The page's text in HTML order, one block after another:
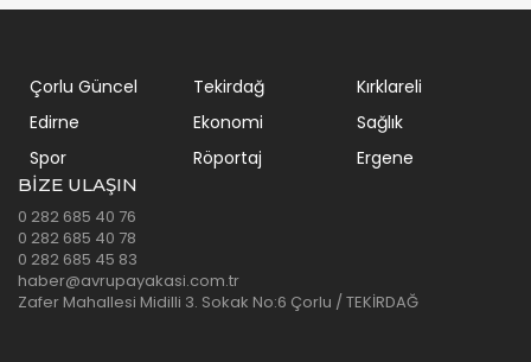
Çorlu Güncel Tekirdağ
Kırklareli
Edirne
Ekonomi
Sağlık
Spor
Röportaj Ergene
BIZE ULAŞIN
0 282 685 40 76
0 282 685 40 78
0 282 685 45 83
haber@avrupayakasi.com.tr
Zafer Mahallesi Midilli 3. Sokak No:6 Çorlu / TEKİRDAĞ